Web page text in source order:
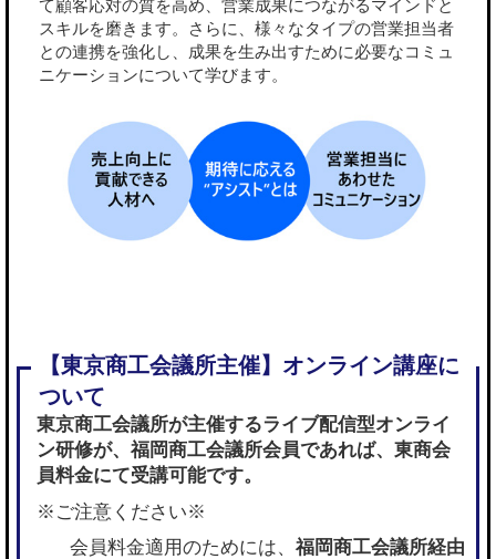
て顧客応対の質を高め、営業成果につながるマインドと
スキルを磨きます。さらに、様々なタイプの営業担当者
との連携を強化し、成果を生み出すために必要なコミュ
ニケーションについて学びます。
東京商工会議所が主催するライブ配信型オンライ
ン研修が、 福岡商工会議所会員であれば、東商会
員料金にて受講可能です。
※ご注意ください※
会員料金適用のためには、 福岡商工会議所経由